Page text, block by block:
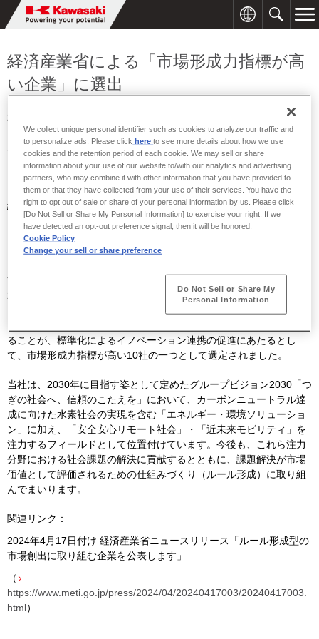
経済産業省による「市場形成力指標が高
い企業」に選出
川崎重工は、経済産業省による「社会課題解決型の企業活動に関す
る意識調査」において、「市場形成力指標が高い企業」として選出
されました。
経済産業省は、カーボンニュートラルなどの社会課題解決を新しい
ビジネス創出の機会と捉え、規制、標準、業界基準等のルールを自
らリード・形成し、市場を創出する力を「市場形成力」と定義して
います。また、これを可視化する「市場形成力指標」を開発し、ル
Ver2.0(
年度にかけて行われた同調査において、当社は
「技術開発段階からの国際標準化によって他国製品と差別化を図
ることが、標準化によるイノベーション連携の促進にあたるとし
て、市場形成力指標が高い10社の一つとして選定されました。
当社は、 2030年に目指す姿として定めたグループビジョン2030 「つ
ぎの社会へ、信頼のこたえを」において、カーボンニュートラル達
成に向けた水素社会の実現を含む「エネルギー・環境ソリューショ
ン」に加え、「安全安心リモート社会」・「近未来モビリティ」を
注力するフィールドとして位置付けています。今後も、これら注力
分野における社会課題の解決に貢献するとともに、課題解決が市場
価値として評価されるための仕組みづくり（ルール形成）に取り組
んでまいります。
関連リンク：
2024年4月17日付け 経済産業省ニュースリリース「ルール形成型の
市場創出に取り組む企業を公表します」
（
https://www.meti.go.jp/press/2024/04/20240417003/20240417003.
html）
We collect unique personal identifier such as cookies to analyze our traffic and
to personalize ads. Please click hereto see more details about how we use
cookies and the retention period of each cookie. We may sell or share
information about your use of our website to/with our analytics and advertising
partners, who may combine it with other information that you have provided to
them or that they have collected from your use of their services. You have the
right to opt out of sale or share of your personal information by us. Please click
[Do Not Sell or Share My Personal Information] to exercise your right. If we
have detected an opt-out preference signal, then it will be honored.
Cookie Policy
Change your sell or share preference
Do Not Sell or Share My
Personal Information